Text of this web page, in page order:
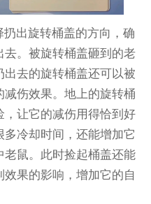
出旋转桶盖的方向，确
。被旋转桶盖砸到的老
去的旋转桶盖还可以被
伤效果。地上的旋转桶
让它的减伤用得恰到好
冷却时间，还能增加它
鼠。此时捡起桶盖还能
果的影响，增加它的自